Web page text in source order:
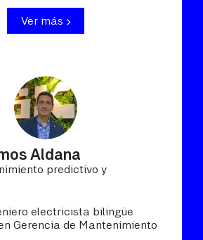
Ver más
Aldana
predictivo y
electricista bilingüe
Gerencia de Mantenimiento